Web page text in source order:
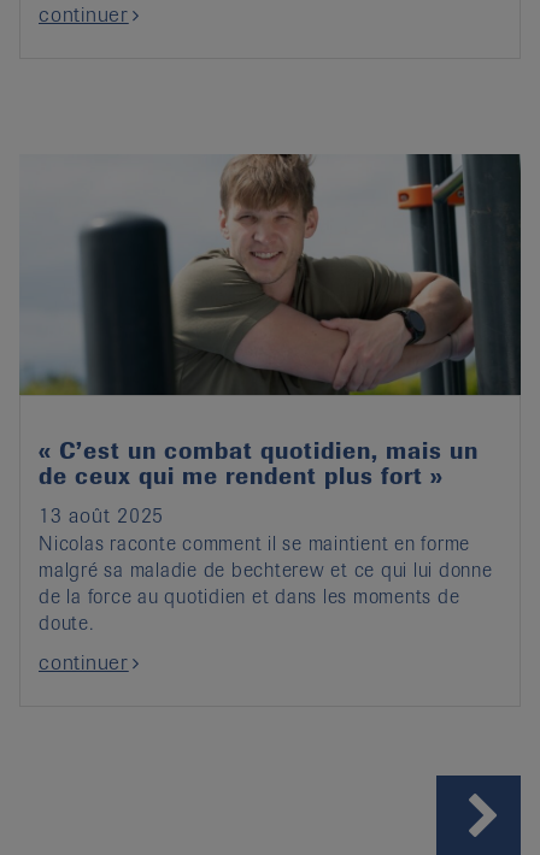
continuer
« C’est un combat quotidien, mais un
de ceux qui me rendent plus fort »
13 août 2025
Nicolas raconte comment il se maintient en forme
malgré sa maladie de bechterew et ce qui lui donne
de la force au quotidien et dans les moments de
doute.
continuer